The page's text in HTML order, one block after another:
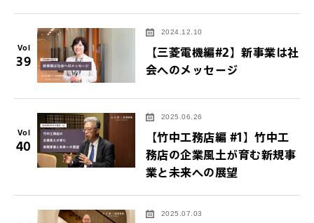
Vol
39
2024.12.10
【三菱電機編#2】新事業は社
会へのメッセージ
Vol
40
2025.06.26
【竹中工務店編 #1】竹中工
務店の企業風土が育む新規事
業と未来への展望
2025.07.03